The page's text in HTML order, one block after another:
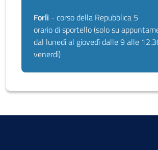
Forlì - corso della Repubblica 5
orario di sportello (solo su
dal lunedì al giovedì dalle 9 alle
venerdì)